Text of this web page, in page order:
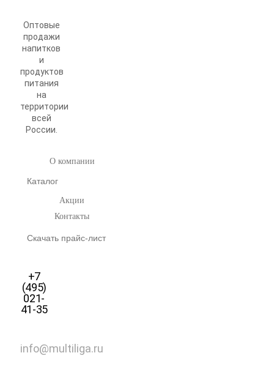
Оптовые
продажи
напитков
и
продуктов
питания
на
территории
всей
России.
О компании
Каталог
Акции
Контакты
Скачать прайс-лист
+7
(495)
021-
41-35
info@multiliga.ru